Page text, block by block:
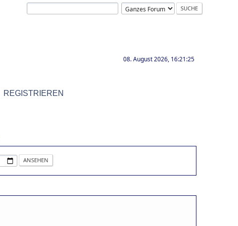
08. August 2026, 16:21:25
REGISTRIEREN